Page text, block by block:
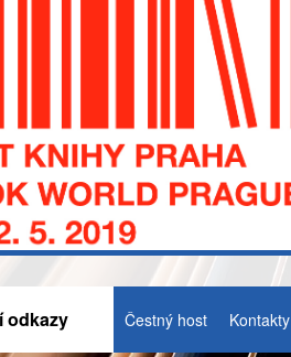
odkazy Čestný host Kontakty